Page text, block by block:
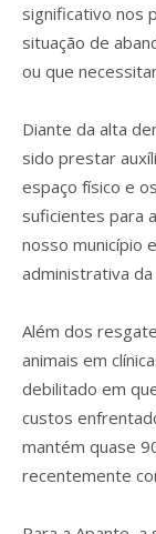
significativo nos
situação de
ou que
Diante da alta
sido prestar
espaço físico e
suficientes para
nosso município
administrativa
Além dos
animais em
debilitado em
custos
mantém quase
recentemente